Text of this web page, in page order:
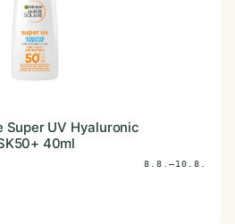
Super UV Hyaluronic
40ml
8.8.–10.8.